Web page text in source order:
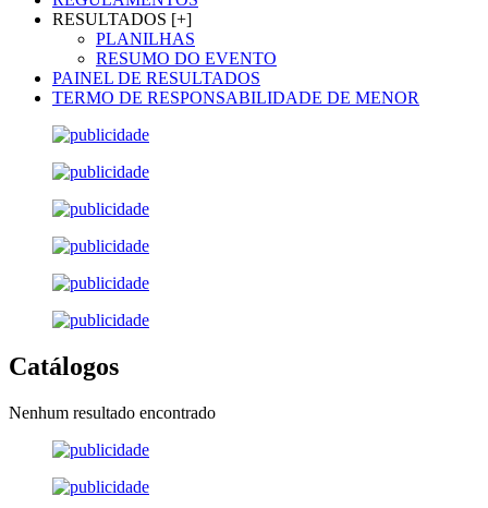
RESULTADOS [+]
PLANILHAS
RESUMO DO EVENTO
PAINEL DE RESULTADOS
TERMO DE RESPONSABILIDADE DE MENOR
Catálogos
Nenhum resultado encontrado